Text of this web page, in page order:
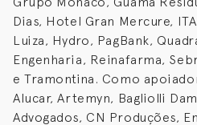
Dias, Hotel Gran Mercure,
Luiza, Hydro, PagBank,
Engenharia, Reinafarma,
e Tramontina. Como
Alucar, Artemyn, Bagliolli
Advogados, CN Produções,